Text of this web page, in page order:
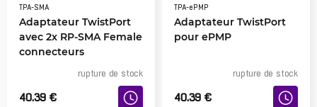
TPA-SMA
Adaptateur TwistPort
avec 2x RP-SMA Female
connecteurs
rupture de stock
40.39 €
TPA-ePMP
Adaptateur TwistPort
pour ePMP
rupture de stock
40.39 €